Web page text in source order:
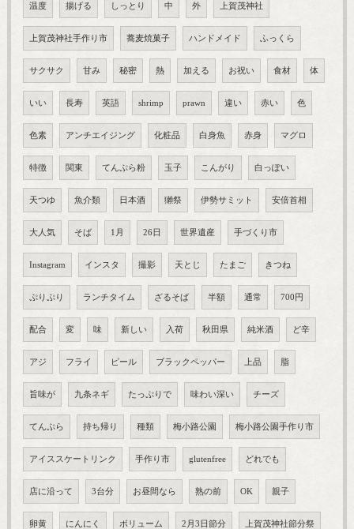
温度 揚げる しっとり 中 外 上賀茂神社
上賀茂神社手作り市 蕎麦焼菓子 ハンドメイド ふっくら
サクサク 甘み 秘密 熱 加える お祝い 食材 体
いい 長寿 英語 shrimp prawn 違い 赤い 色
色素 アンチエイジング 化粧品 白身魚 赤身 マグロ
特徴 関東 てんぷら粉 玉子 こんがり 白っぽい
天つゆ 魚介類 日本酒 獺祭 伊勢サミット 安倍首相
大人気 そば 1月 26日 世界遺産 手づくり市
Instagram インスタ 撮影 天とじ たまご きつね
ぷりぷり ランチタイム ざるそば 半額 通常 700円
配合 変 味 新しい 入荷 秋田県 純米酒 ど辛
アジ フライ ピール ブラックペッパー 上品 脂
旨味が 九条ネギ たっぷりで 味わい深い チーズ
てんぷら 持ち帰り 種類 梅小路公園 梅小路公園手作り市
アイススケートリンク 手作り市 glutenfree どれでも
店に沿って 3台分 お昼間なら 熟の前 OK 親子
卵黄 にんにく ボリューム 2月3日節分 上賀茂神社節分祭